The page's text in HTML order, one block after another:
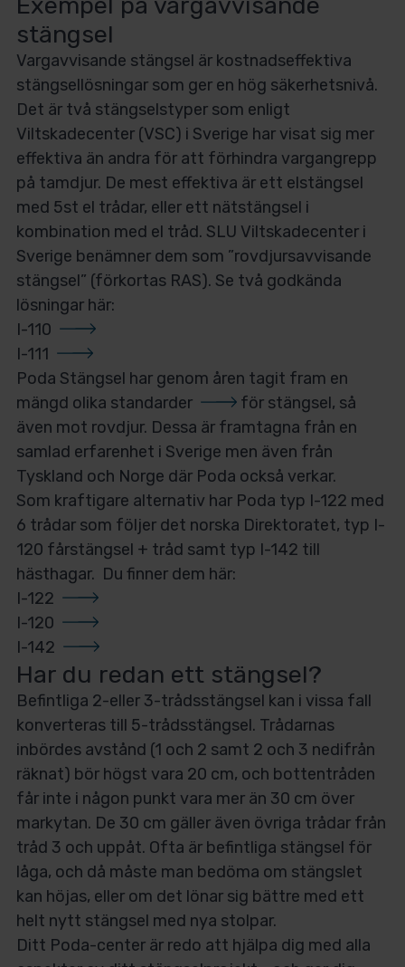
stängsel
Vargavvisande stängsel är kostnadseffektiva
stängsellösningar som ger en hög säkerhetsnivå.
Det är två stängselstyper som enligt
Viltskadecenter (VSC) i Sverige har visat sig mer
effektiva än andra för att förhindra vargangrepp
på tamdjur. De mest effektiva är ett elstängsel
med 5st el trådar, eller ett nätstängsel i
kombination med el tråd. SLU Viltskadecenter i
Sverige benämner dem som ”rovdjursavvisande
stängsel” (förkortas RAS). Se två godkända
lösningar här:
I-110
I-111
Poda Stängsel har genom åren tagit fram en
mängd olika standarder
för stängsel, så
även mot rovdjur. Dessa är framtagna från en
samlad erfarenhet i Sverige men även från
Tyskland och Norge där Poda också verkar.
Som kraftigare alternativ har Poda typ I-122 med
6 trådar som följer det norska Direktoratet, typ I-
120 fårstängsel + tråd samt typ I-142 till
hästhagar. Du finner dem här:
I-122
I-120
I-142
Har du redan ett stängsel?
Befintliga 2-eller 3-trådsstängsel kan i vissa fall
konverteras till 5-trådsstängsel. Trådarnas
inbördes avstånd (1 och 2 samt 2 och 3 nedifrån
räknat) bör högst vara 20 cm, och bottentråden
får inte i någon punkt vara mer än 30 cm över
markytan. De 30 cm gäller även övriga trådar från
tråd 3 och uppåt. Ofta är befintliga stängsel för
låga, och då måste man bedöma om stängslet
kan höjas, eller om det lönar sig bättre med ett
helt nytt stängsel med nya stolpar.
Ditt Poda-center är redo att hjälpa dig med alla